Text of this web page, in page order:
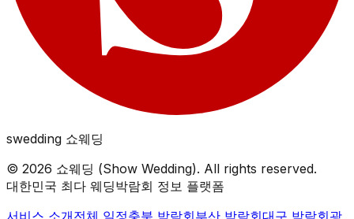
swedding 쇼웨딩
© 2026 쇼웨딩 (Show Wedding). All rights reserved.
대한민국 최다 웨딩박람회 정보 플랫폼